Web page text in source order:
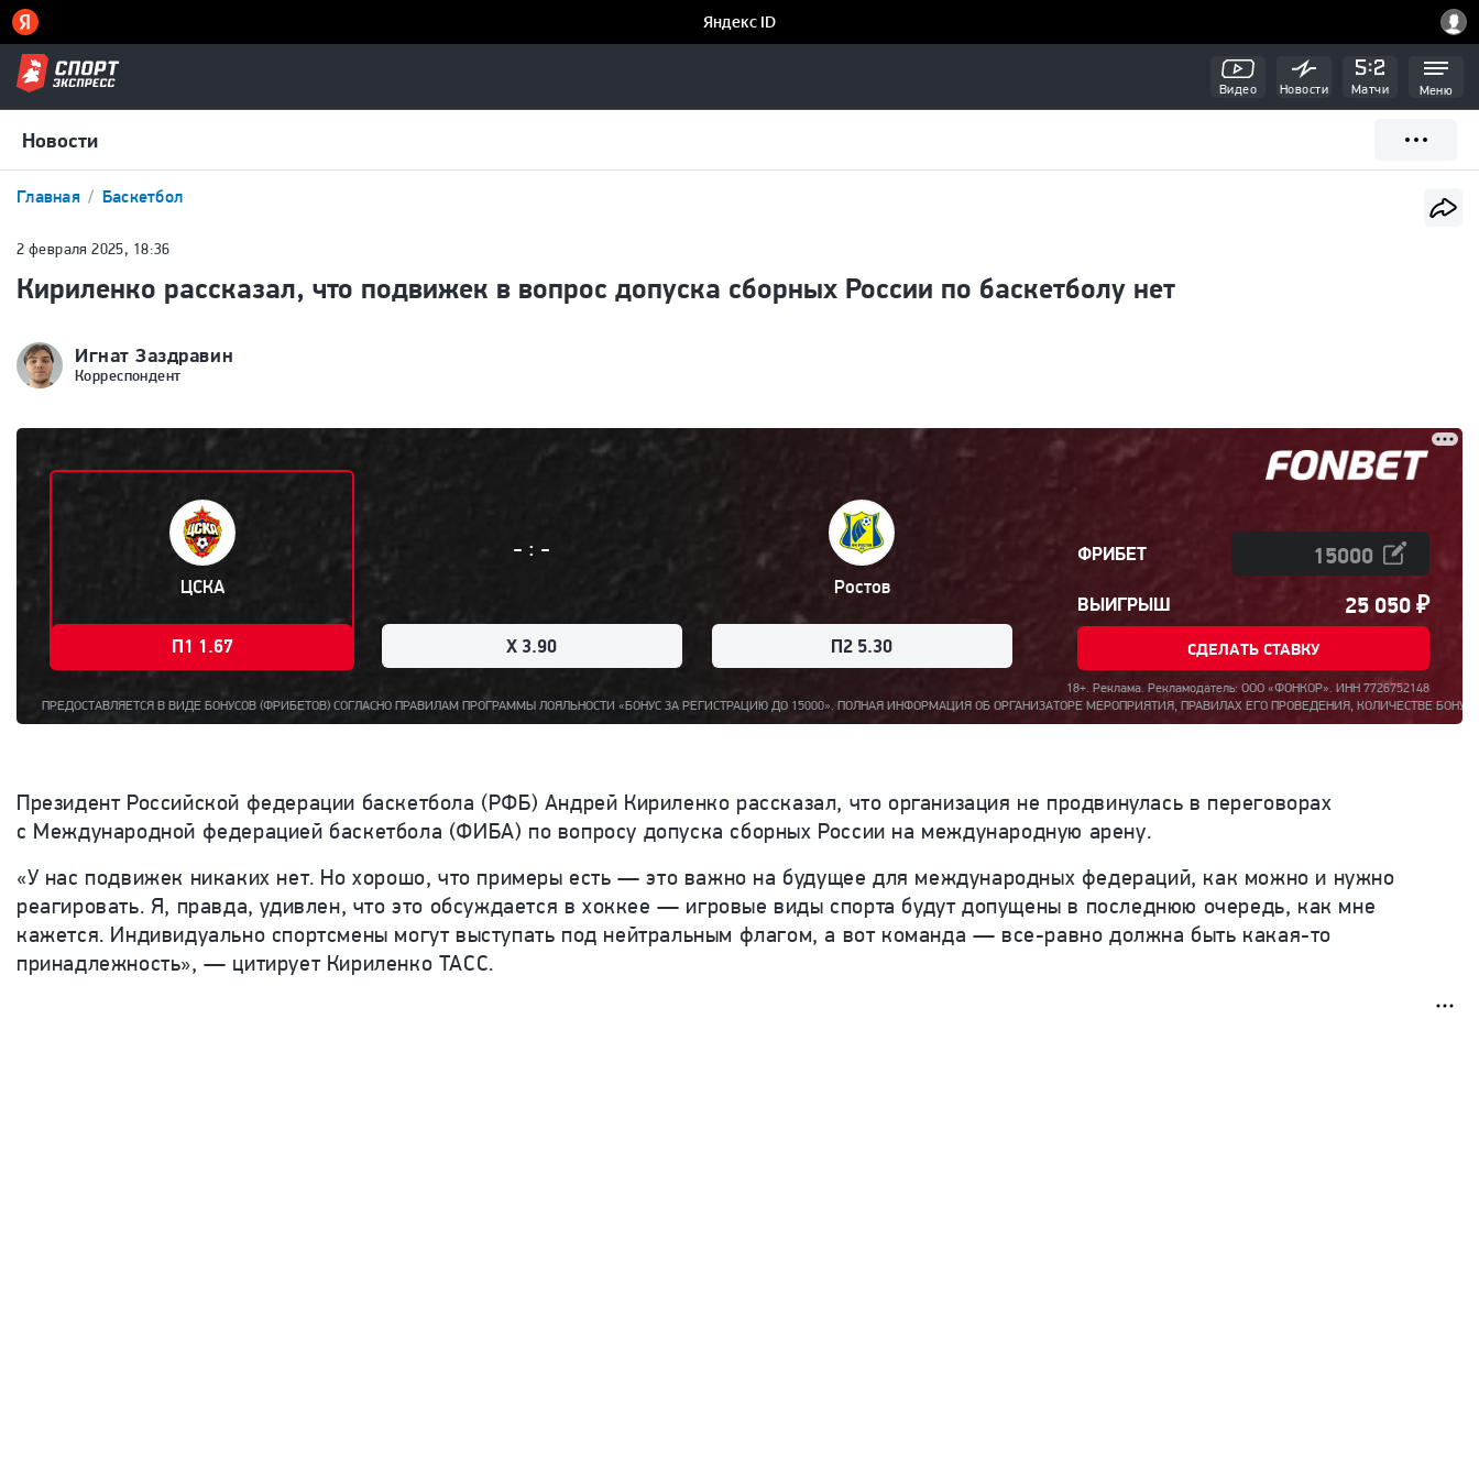
Видео Новости Матчи Меню
Новости
Главная Баскетбол
2 февраля 2025, 18:36
Кириленко рассказал, что подвижек в вопрос допуска сборных России по баскетболу нет
Игнат Заздравин
Корреспондент
ЦСКА
П1 1.67
- : -
X 3.90
Ростов
П2 5.30
ФРИБЕТ
ВЫИГРЫШ 25 050 ₽
СДЕЛАТЬ СТАВКУ
18+. Реклама. Рекламодатель: ООО «ФОНКОР». ИНН 7726752148
В ВИДЕ БОНУСОВ (ФРИБЕТОВ) СОГЛАСНО ПРАВИЛАМ ПРОГРАММЫ ЛОЯЛЬНОСТИ «БОНУС ЗА РЕГИСТРАЦИЮ ДО 15000». ПОЛНАЯ ИНФОРМАЦИЯ ОБ ОРГАНИЗАТОРЕ МЕРОПРИЯТИЯ, ПРАВИЛАХ ЕГО ПРОВЕДЕНИЯ, КОЛИЧЕСТВЕ БОНУСОВ ПО
Президент Российской федерации баскетбола (РФБ) Андрей Кириленко рассказал, что организация не продвинулась в переговорах
с Международной федерацией баскетбола (ФИБА) по вопросу допуска сборных России на международную арену.
«У нас подвижек никаких нет. Но хорошо, что примеры есть — это важно на будущее для международных федераций, как можно и нужно
реагировать. Я, правда, удивлен, что это обсуждается в хоккее — игровые виды спорта будут допущены в последнюю очередь, как мне
кажется. Индивидуально спортсмены могут выступать под нейтральным флагом, а вот команда — все-равно должна быть какая-то
принадлежность», — цитирует Кириленко ТАСС.